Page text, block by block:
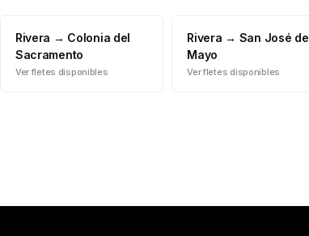
Rivera → Colonia del
Sacramento
Ver fletes disponibles
Rivera → San José de
Mayo
Ver fletes disponibles